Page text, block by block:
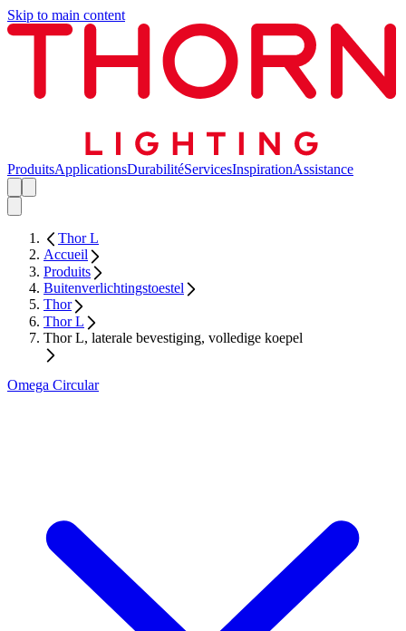
Skip to main content
ProduitsApplicationsDurabilitéServicesInspirationAssistance
Thor L
Accueil
Produits
Buitenverlichtingstoestel
Thor
Thor L
Thor L, laterale bevestiging, volledige koepel
Omega Circular